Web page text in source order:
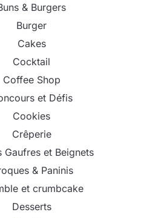
& Burgers
Burger
Cakes
Cocktail
Coffee Shop
et Défis
Cookies
Crêperie
Gaufres et Beignets
& Paninis
et crumbcake
Desserts